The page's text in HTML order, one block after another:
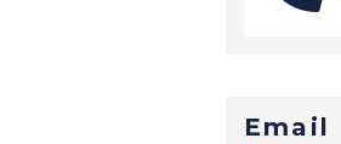
Email